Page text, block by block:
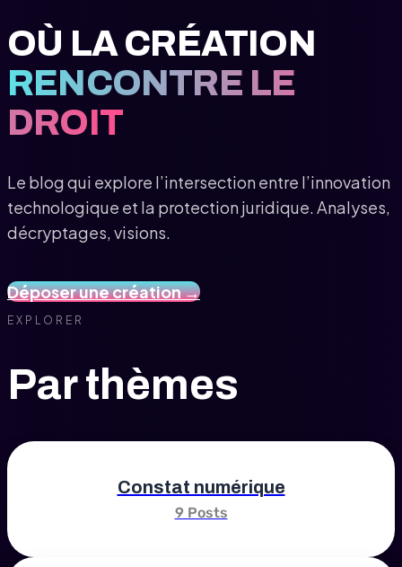
OÙ LA CRÉATION
RENCONTRE LE
DROIT
Le blog qui explore l’intersection entre l’innovation
technologique et la protection juridique. Analyses,
décryptages, visions.
Déposer une création →
EXPLORER
Par thèmes
Constat numérique
9 Posts